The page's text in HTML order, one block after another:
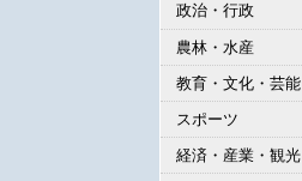
政治・行政
農林・水産
教育・文化・芸能
スポーツ
経済・産業・観光